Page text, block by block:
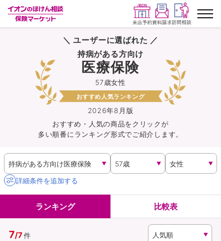
ランキングから探す
保険を比較する
保険会社から探す
イオンカード会員さま専用保険
キャンペーン一覧
コラム
イオングループ従業員さま向け
＼ ユーザーに選ばれた ／
2026年8月版
57歳女性
持病がある方向け
医療保険
おすすめ人気ランキング
おすすめ・人気の商品をクリックが
多い順番にランキング形式でご紹介します。
詳細条件を追加する
ランキング 比較表
7/7件